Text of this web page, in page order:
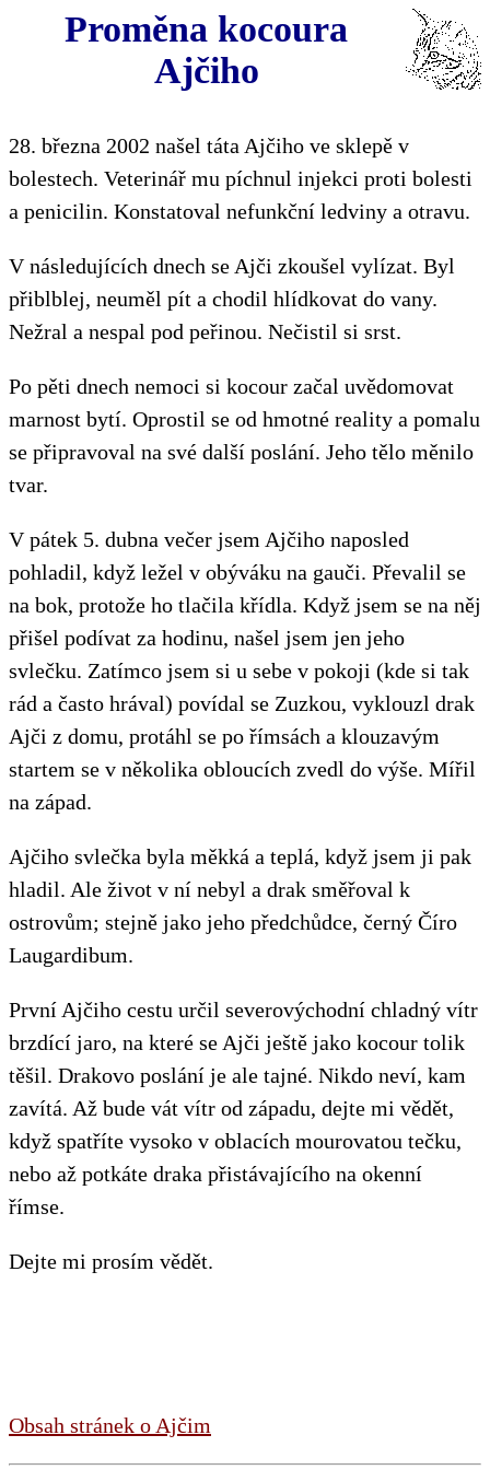
Proměna kocoura
Ajčiho
28. března 2002 našel táta Ajčiho ve sklepě v
bolestech. Veterinář mu píchnul injekci proti bolesti
a penicilin. Konstatoval nefunkční ledviny a otravu.
V následujících dnech se Ajči zkoušel vylízat. Byl
přiblblej, neuměl pít a chodil hlídkovat do vany.
Nežral a nespal pod peřinou. Nečistil si srst.
Po pěti dnech nemoci si kocour začal uvědomovat
marnost bytí. Oprostil se od hmotné reality a pomalu
se připravoval na své další poslání. Jeho tělo měnilo
tvar.
V pátek 5. dubna večer jsem Ajčiho naposled
pohladil, když ležel v obýváku na gauči. Převalil se
na bok, protože ho tlačila křídla. Když jsem se na něj
přišel podívat za hodinu, našel jsem jen jeho
svlečku. Zatímco jsem si u sebe v pokoji (kde si tak
rád a často hrával) povídal se Zuzkou, vyklouzl drak
Ajči z domu, protáhl se po římsách a klouzavým
startem se v několika obloucích zvedl do výše. Mířil
na západ.
Ajčiho svlečka byla měkká a teplá, když jsem ji pak
hladil. Ale život v ní nebyl a drak směřoval k
ostrovům; stejně jako jeho předchůdce, černý Číro
Laugardibum.
První Ajčiho cestu určil severovýchodní chladný vítr
brzdící jaro, na které se Ajči ještě jako kocour tolik
těšil. Drakovo poslání je ale tajné. Nikdo neví, kam
zavítá. Až bude vát vítr od západu, dejte mi vědět,
když spatříte vysoko v oblacích mourovatou tečku,
nebo až potkáte draka přistávajícího na okenní
římse.
Dejte mi prosím vědět.
Obsah stránek o Ajčim